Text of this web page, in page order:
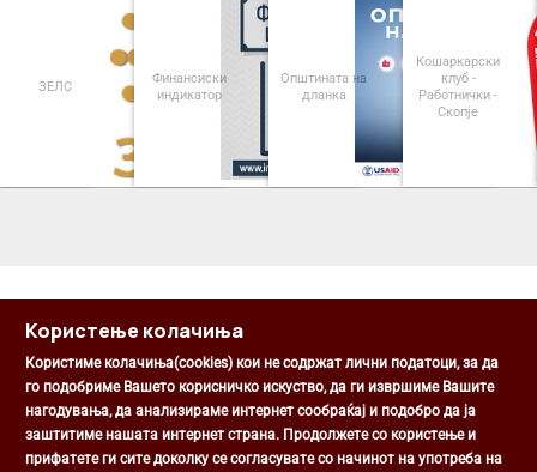
ЗЕЛС
Финансиски
индикатор
Општината на
дланка
Кошаркарски
клуб -
Работнички -
Скопје
Општина Центар
Михаил Цоков бр. 1, Скопје
Користење колачиња
Користиме колачиња(cookies) кои не содржат лични податоци, за да
го подобриме Вашето корисничко искуство, да ги извршиме Вашите
нагодувања, да анализираме интернет сообраќај и подобро да ја
заштитиме нашата интернет страна. Продолжете со користење и
прифатете ги сите доколку се согласувате со начинот на употреба на